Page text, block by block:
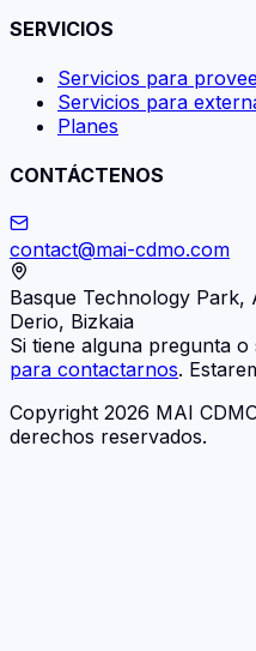
SERVICIOS
Servicios para
Servicios para
Planes
CONTÁCTENOS
contact@mai-cdmo.com
Basque Technology Park,
Derio, Bizkaia
Si tiene alguna pregunta o
para contactarnos.
Copyright 2026 MAI
derechos reservados.